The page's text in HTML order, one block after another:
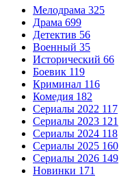
Мелодрама 325
Драма 699
Детектив 56
Военный 35
Исторический 66
Боевик 119
Криминал 116
Комедия 182
Сериалы 2022 117
Сериалы 2023 121
Сериалы 2024 118
Сериалы 2025 160
Сериалы 2026 149
Новинки 171